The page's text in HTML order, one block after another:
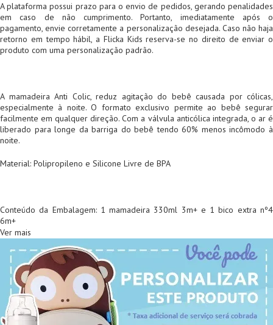
A plataforma possui prazo para o envio de pedidos, gerando penalidades
em caso de não cumprimento. Portanto, imediatamente após o
pagamento, envie corretamente a personalização desejada. Caso não haja
retorno em tempo hábil, a Flicka Kids reserva-se no direito de enviar o
produto com uma personalização padrão.
A mamadeira Anti Colic, reduz agitação do bebê causada por cólicas,
especialmente à noite. O formato exclusivo permite ao bebê segurar
facilmente em qualquer direção. Com a válvula anticólica integrada, o ar é
liberado para longe da barriga do bebê tendo 60% menos incômodo à
noite.
Material: Polipropileno e Silicone Livre de BPA
Conteúdo da Embalagem: 1 mamadeira 330ml 3m+ e 1 bico extra nº4
6m+
Ver mais